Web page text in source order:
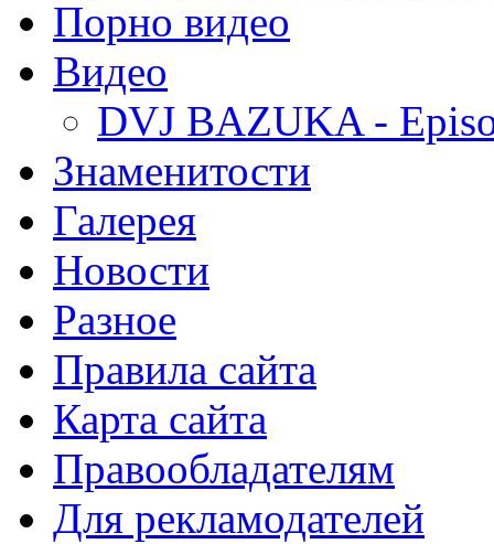
Порно видео
Видео
DVJ BAZUKA -
Знаменитости
Галерея
Новости
Разное
Правила сайта
Карта сайта
Правообладателям
Для рекламодателей